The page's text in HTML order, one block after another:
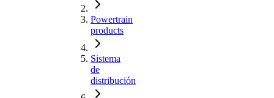
Powertrain
products
Sistema
de
distribución